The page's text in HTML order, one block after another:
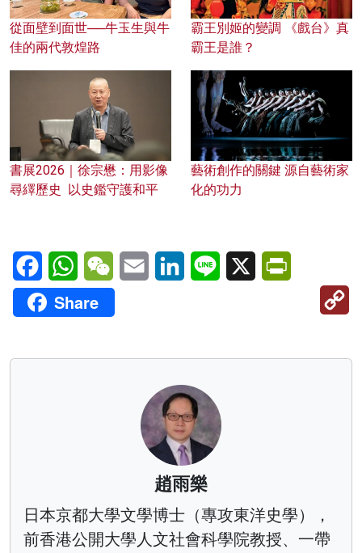
從面壁到面世──牛玉生與牛
佳的兩代敦煌路
霸王別姬的變調 《戲台》真
霸王是誰？
書展2026｜徐宗懋：用影像
尋繹歷史 以史鑑守護和平
藝術創作的關鍵 源自藝術家
化的功力
FacebookWhatsAppWeChatEmail LinkedInLine X
Share
趙雨樂
日本京都大學文學博士（專攻東洋史學），
前香港公開大學人文社會科學院教授、一帶